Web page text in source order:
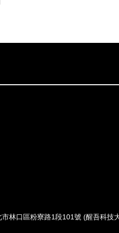
林口區粉寮路1段101號 (醒吾科技